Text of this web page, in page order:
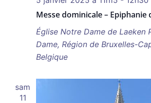
Messe dominicale – Epiphanie
Église Notre Dame de Laeken
Dame, Région de Bruxelles-
Belgique
sam
11